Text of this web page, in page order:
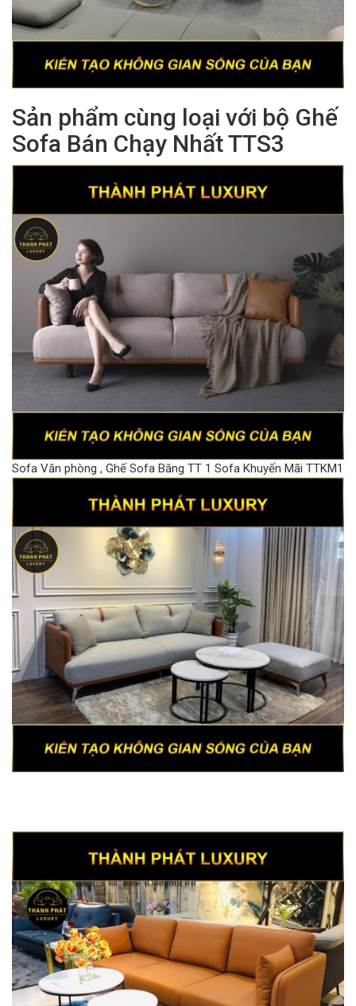
Sản phẩm cùng loại với bộ Ghế
Sofa Bán Chạy Nhất TTS3
Sofa Văn phòng , Ghế Sofa Băng TT 1 Sofa Khuyến Mãi TTKM1